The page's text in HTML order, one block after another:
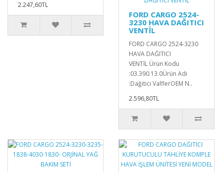
2.247,60TL
FORD CARGO 2524-
3230 HAVA DAĞITICI
VENTİL
FORD CARGO 2524-3230
HAVA DAĞITICI
VENTİL Ürün Kodu
:03.390.13.0Ürün Adı
:Dağitici ValflerOEM N..
2.596,80TL